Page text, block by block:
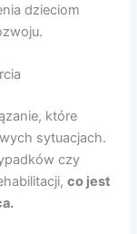
dzieciom
które
sytuacjach.
czy
co jest